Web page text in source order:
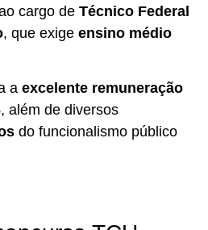
cargo deTécnico Federal
, que exigeensino médio
aexcelente remuneração
, além de diversos
do funcionalismo público